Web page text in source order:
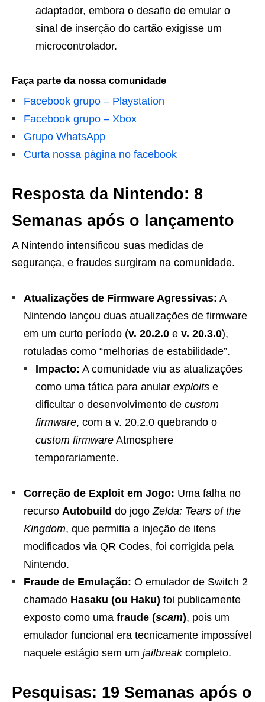
adaptador, embora o desafio de emular o
sinal de inserção do cartão exigisse um
microcontrolador.
Faça parte da nossa comunidade
Facebook grupo – Playstation
Facebook grupo – Xbox
Grupo WhatsApp
Curta nossa página no facebook
Resposta da Nintendo: 8
Semanas após o lançamento
A Nintendo intensificou suas medidas de
segurança, e fraudes surgiram na comunidade.
Atualizações de Firmware Agressivas: A
Nintendo lançou duas atualizações de firmware
em um curto período (v. 20.2.0 e v. 20.3.0),
rotuladas como “melhorias de estabilidade”.
Impacto: A comunidade viu as atualizações
como uma tática para anular exploits e
dificultar o desenvolvimento de custom
firmware, com a v. 20.2.0 quebrando o
custom firmware Atmosphere
temporariamente.
Correção de Exploit em Jogo: Uma falha no
recurso Autobuild do jogoZelda: Tears of the
Kingdom, que permitia a injeção de itens
modificados via QR Codes, foi corrigida pela
Nintendo.
Fraude de Emulação: O emulador de Switch 2
chamado Hasaku (ou Haku) foi publicamente
exposto como uma fraude (scam), pois um
emulador funcional era tecnicamente impossível
naquele estágio sem um jailbreakcompleto.
Pesquisas: 19 Semanas após o